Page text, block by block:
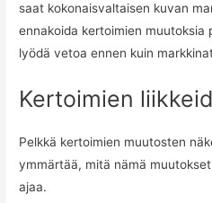
saat kokonaisvaltaisen kuvan
ennakoida kertoimien muutoksia
lyödä vetoa ennen kuin
Kertoimien
Pelkkä kertoimien muutosten
ymmärtää, mitä nämä
ajaa.